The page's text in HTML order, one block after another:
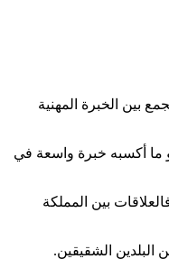
بين الخبرة المهنية
ما أكسبه خبرة واسعة في
بين المملكة
البلدين الشقيقين.